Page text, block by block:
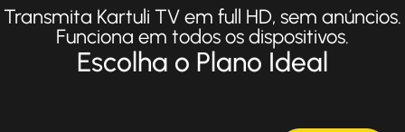
Transmita Kartuli TV em full HD, sem anúncios.
Funciona em todos os dispositivos.
Escolha o Plano Ideal